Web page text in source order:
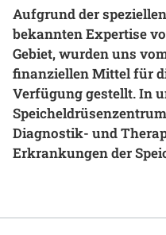
Beruf & Karriere
Aufgrund der
bekannten Expertise
Gebiet, wurden uns
finanziellen Mittel für
Verfügung gestellt. In
Diagnostik- und
Erkrankungen der